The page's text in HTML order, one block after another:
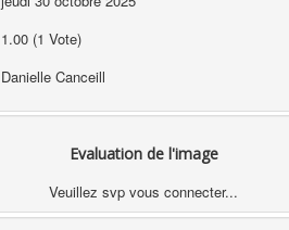
1.00 (1 Vote)
Danielle Canceill
Evaluation de l'image
Veuillez svp vous connecter...